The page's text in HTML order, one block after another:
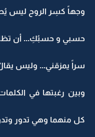
وجهاً كسِر الروح ليس
حسبي و حسبُكِ... أن
سراً يمزقني... وليس
وبين رغبتها في
كل منهما وهي تدور